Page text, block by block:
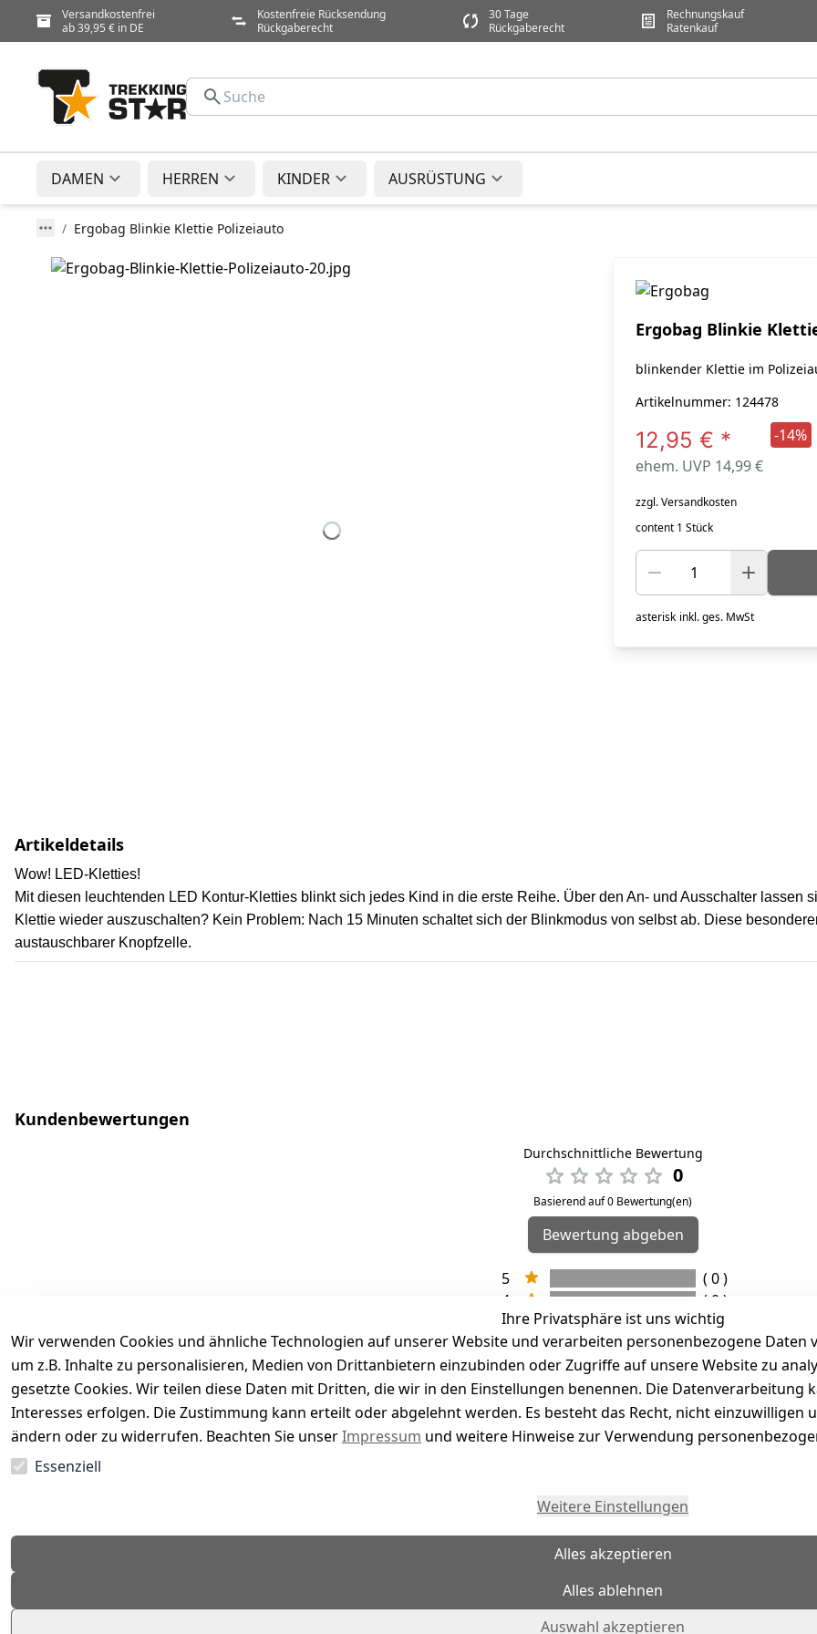
Versandkostenfrei
ab 39,95 € in DE
Kostenfreie Rücksendung
Rückgaberecht
30 Tage
Rückgaberecht
Rechnungskauf
Ratenkauf
DAMEN HERREN KINDER AUSRÜSTUNG
Ergobag Blinkie Klettie Polizeiauto
Ergobag Blinkie
blinkender Klettie im
Artikelnummer: 124478
12,95 € *
ehem. UVP 14,99 €
-14%
zzgl. Versandkosten
content 1 Stück
asterisk inkl. ges. MwSt
Artikeldetails
Wow! LED-Kletties!
Mit diesen leuchtenden LED Kontur-Kletties blinkt sich jedes Kind in die erste Reihe. Über den An- und Ausschalter lassen
Klettie wieder auszuschalten? Kein Problem: Nach 15 Minuten schaltet sich der Blinkmodus von selbst ab. Diese
austauschbarer Knopfzelle.
Kundenbewertungen
Durchschnittliche Bewertung
0
Basierend auf 0 Bewertung(en)
Bewertung abgeben
5
( 0 )
4
( 0 )
3
( 0 )
2
( 0 )
1
( 0 )
Es hat noch niemand eine Bewertung für diesen Artikel abgegeben
Ihre Privatsphäre ist uns wichtig
Wir verwenden Cookies und ähnliche Technologien auf unserer Website und verarbeiten personenbezogene Daten
um z.B. Inhalte zu personalisieren, Medien von Drittanbietern einzubinden oder Zugriffe auf unsere Website zu
gesetzte Cookies. Wir teilen diese Daten mit Dritten, die wir in den Einstellungen benennen. Die
Interesses erfolgen. Die Zustimmung kann erteilt oder abgelehnt werden. Es besteht das Recht, nicht einzuwilligen
ändern oder zu widerrufen. Beachten Sie unserImpressum und weitere Hinweise zur Verwendung
Essenziell
Weitere Einstellungen
Alles akzeptieren
Alles ablehnen
Auswahl akzeptieren